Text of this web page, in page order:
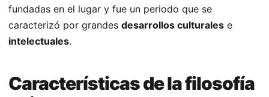
fundadas en el lugar y fue un periodo que se
caracterizó por grandes desarrollos culturales e
intelectuales.
Características de la filosofía